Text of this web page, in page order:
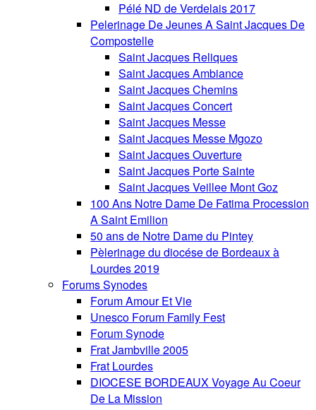
Pélé ND de Verdelais 2017
Pelerinage De Jeunes A Saint Jacques De
Compostelle
Saint Jacques Reliques
Saint Jacques Ambiance
Saint Jacques Chemins
Saint Jacques Concert
Saint Jacques Messe
Saint Jacques Messe Mgozo
Saint Jacques Ouverture
Saint Jacques Porte Sainte
Saint Jacques Veillee Mont Goz
100 Ans Notre Dame De Fatima Procession
A Saint Emilion
50 ans de Notre Dame du Pintey
Pèlerinage du diocése de Bordeaux à
Lourdes 2019
Forums Synodes
Forum Amour Et Vie
Unesco Forum Family Fest
Forum Synode
Frat Jambville 2005
Frat Lourdes
DIOCESE BORDEAUX Voyage Au Coeur
De La Mission